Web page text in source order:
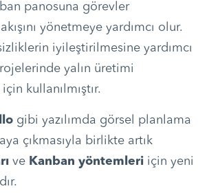
panosuna görevler
yönetmeye yardımcı olur.
iyileştirilmesine yardımcı
yalın üretimi
kullanılmıştır.
gibi yazılımda görsel planlama
çıkmasıyla birlikte artık
ve Kanban yöntemleriiçin yeni